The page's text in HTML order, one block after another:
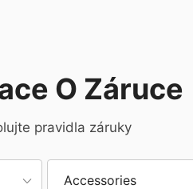
O Záruce
pravidla záruky
Accessories